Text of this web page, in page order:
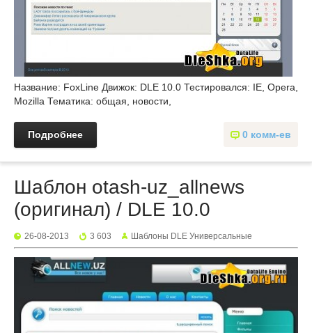
Название: FoxLine Движок: DLE 10.0 Тестировался: IE, Opera,
Mozilla Тематика: общая, новости,
0 комм-ев
Подробнее
Шаблон otash-uz_allnews
(оригинал) / DLE 10.0
26-08-2013 3 603 Шаблоны DLE Универсальные